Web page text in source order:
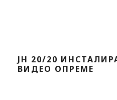
ЈН 20/20
ВИДЕО ОПРЕМЕ